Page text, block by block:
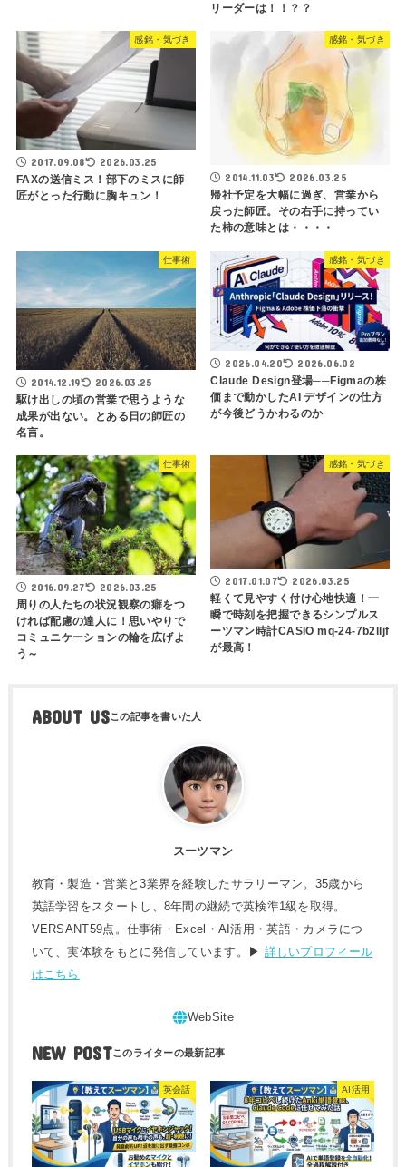
リーダーは！！？？
感銘・気づき
2017.09.08 2026.03.25
FAXの送信ミス！部下のミスに師
匠がとった行動に胸キュン！
感銘・気づき
2014.11.03 2026.03.25
帰社予定を大幅に過ぎ、営業から
戻った師匠。その右手に持ってい
た柿の意味とは・・・・
仕事術
2014.12.19 2026.03.25
駆け出しの頃の営業で思うような
成果が出ない。とある日の師匠の
名言。
感銘・気づき
2026.04.20 2026.06.02
Claude Design登場──Figmaの株
価まで動かしたAI デザインの仕方
が今後どうかわるのか
仕事術
2016.09.27 2026.03.25
周りの人たちの状況観察の癖をつ
ければ配慮の達人に！思いやりで
コミュニケーションの輪を広げよ
う～
感銘・気づき
2017.01.07 2026.03.25
軽くて見やすく付け心地快適！一
瞬で時刻を把握できるシンプルス
ーツマン時計CASIO mq-24-7b2lljf
が最高！
ABOUT US
スーツマン
教育・製造・営業と3業界を経験したサラリーマン。35歳から
英語学習をスタートし、8年間の継続で英検準1級を取得。
VERSANT59点。仕事術・Excel・AI活用・英語・カメラにつ
いて、実体験をもとに発信しています。▶ 詳しいプロフィール
はこちら
NEW POST
英会話 AI活用